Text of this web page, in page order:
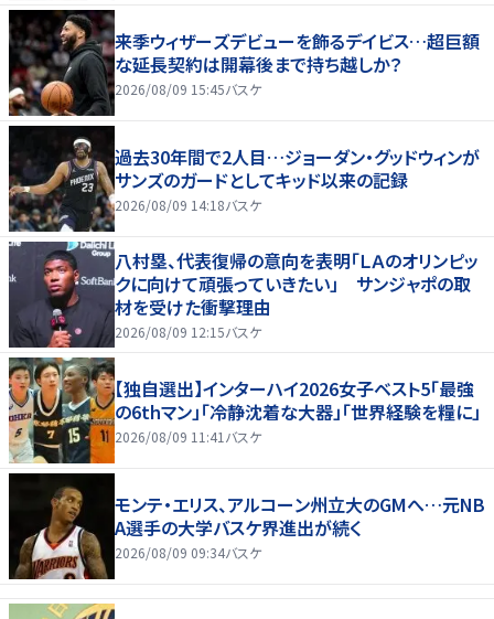
来季ウィザーズデビューを飾るデイビス…超巨額
な延長契約は開幕後まで持ち越しか？
2026/08/09 15:45バスケ
過去30年間で2人目…ジョーダン・グッドウィンが
サンズのガードとしてキッド以来の記録
2026/08/09 14:18バスケ
八村塁、代表復帰の意向を表明「ＬＡのオリンピッ
クに向けて頑張っていきたい」 サンジャポの取
材を受けた衝撃理由
2026/08/09 12:15バスケ
【独自選出】インターハイ2026女子ベスト5「最強
の6thマン」「冷静沈着な大器」「世界経験を糧に」
2026/08/09 11:41 バスケ
モンテ・エリス、アルコーン州立大のGMへ…元NB
A選手の大学バスケ界進出が続く
2026/08/09 09:34バスケ